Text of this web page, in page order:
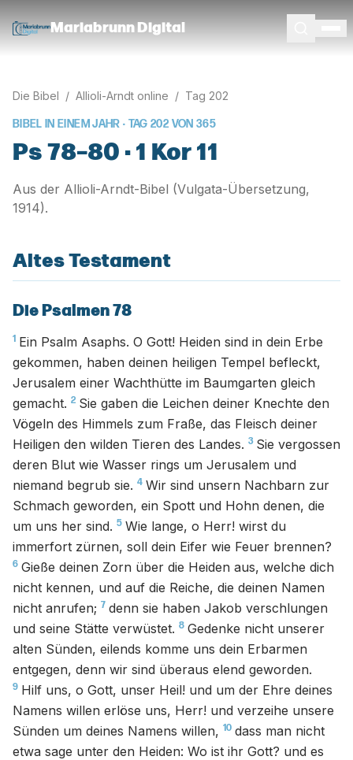
Mariabrunn Digital
Die Bibel / Allioli-Arndt online / Tag 202
BIBEL IN EINEM JAHR · TAG202 VON 365
Ps 78–80 · 1 Kor 11
Aus der Allioli-Arndt-Bibel (Vulgata-Übersetzung,
1914).
Altes Testament
Die Psalmen 78
1 Ein Psalm Asaphs. O Gott! Heiden sind in dein Erbe
gekommen, haben deinen heiligen Tempel befleckt,
Jerusalem einer Wachthütte im Baumgarten gleich
gemacht. 2 Sie gaben die Leichen deiner Knechte den
Vögeln des Himmels zum Fraße, das Fleisch deiner
Heiligen den wilden Tieren des Landes. 3 Sie vergossen
deren Blut wie Wasser rings um Jerusalem und
niemand begrub sie. 4 Wir sind unsern Nachbarn zur
Schmach geworden, ein Spott und Hohn denen, die
um uns her sind. 5 Wie lange, o Herr! wirst du
immerfort zürnen, soll dein Eifer wie Feuer brennen?
6 Gieße deinen Zorn über die Heiden aus, welche dich
nicht kennen, und auf die Reiche, die deinen Namen
nicht anrufen; 7 denn sie haben Jakob verschlungen
und seine Stätte verwüstet. 8 Gedenke nicht unserer
alten Sünden, eilends komme uns dein Erbarmen
entgegen, denn wir sind überaus elend geworden.
9 Hilf uns, o Gott, unser Heil! und um der Ehre deines
Namens willen erlöse uns, Herr! und verzeihe unsere
Sünden um deines Namens willen, 10 dass man nicht
etwa sage unter den Heiden: Wo ist ihr Gott? und es